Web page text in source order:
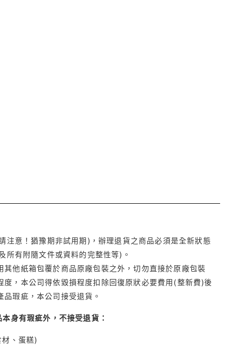
意！猶豫期非試用期)，辦理退貨之商品必須是全新狀態
有附隨文件或資料的完整性等)。
他紙箱包覆於商品原廠包裝之外，切勿直接於原廠包裝
，本公司得依毀損程度扣除回復原狀必要費用(整新費)後
瑕疵，本公司接受退貨。
身有瑕疵外，不接受退貨：
、蛋糕)